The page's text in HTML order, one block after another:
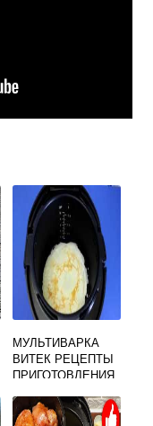
МУЛЬТИВАРКА
ВИТЕК РЕЦЕПТЫ
ПРИГОТОВЛЕНИЯ